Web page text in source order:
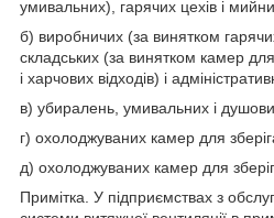
умивальних), гарячих цехів і
б) виробничих (за винятком
складських (за винятком камер для
і харчових відходів) і
в) убиралень, умивальних і
г) охолоджуваних камер для
д) охолоджуваних камер для
Примітка. У підприємствах з